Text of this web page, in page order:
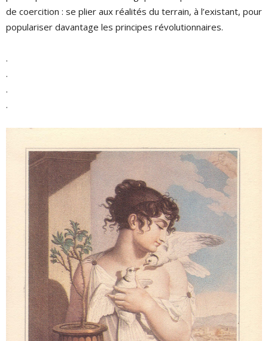
de coercition : se plier aux réalités du terrain, à l’existant, pour
populariser davantage les principes révolutionnaires.
.
.
.
.